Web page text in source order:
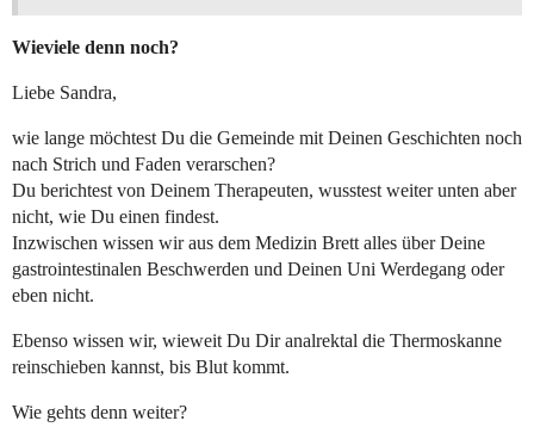
Wieviele denn noch?
Liebe Sandra,
wie lange möchtest Du die Gemeinde mit Deinen Geschichten noch
nach Strich und Faden verarschen?
Du berichtest von Deinem Therapeuten, wusstest weiter unten aber
nicht, wie Du einen findest.
Inzwischen wissen wir aus dem Medizin Brett alles über Deine
gastrointestinalen Beschwerden und Deinen Uni Werdegang oder
eben nicht.
Ebenso wissen wir, wieweit Du Dir analrektal die Thermoskanne
reinschieben kannst, bis Blut kommt.
Wie gehts denn weiter?